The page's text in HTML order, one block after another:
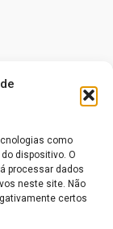
como
dispositivo. O
processar dados
neste site. Não
certos